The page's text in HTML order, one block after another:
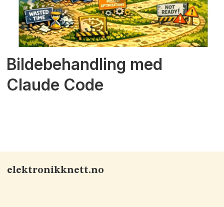
Bildebehandling med
Claude Code
elektronikknett.no